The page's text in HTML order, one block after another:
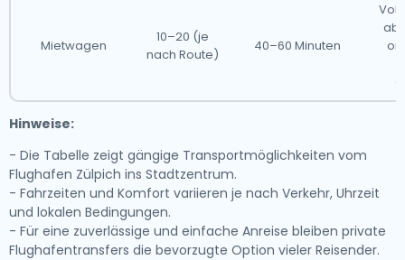
Mietwagen
10–20 (je
nach Route)
40–60 Minuten
Hinweise:
- Die Tabelle zeigt gängige Transportmöglichkeiten vom
Flughafen Zülpich ins Stadtzentrum.
- Fahrzeiten und Komfort variieren je nach Verkehr, Uhrzeit
und lokalen Bedingungen.
- Für eine zuverlässige und einfache Anreise bleiben private
Flughafentransfers die bevorzugte Option vieler Reisender.